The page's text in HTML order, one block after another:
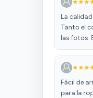
La
Tanto el
las fotos.
Fácil de
para la